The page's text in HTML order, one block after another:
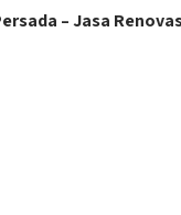
– Jasa